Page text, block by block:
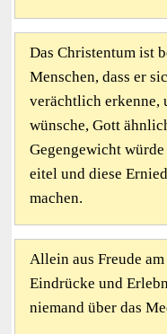
Das Christentum ist
Menschen, dass er
verächtlich erkenne,
wünsche, Gott
Gegengewicht
eitel und diese
machen.
Allein aus Freude
Eindrücke und
niemand über das